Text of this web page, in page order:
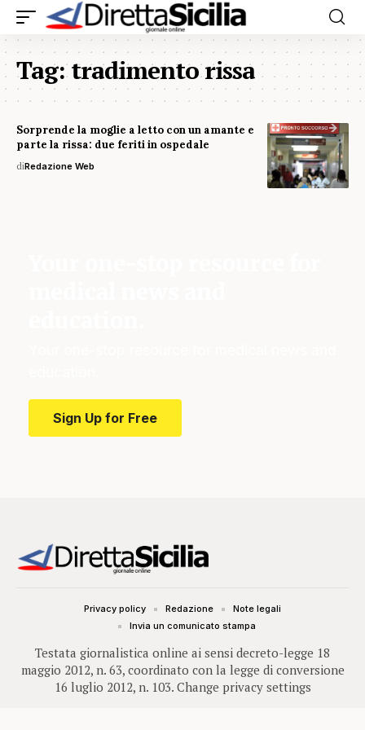
Tag:tradimento rissa
Sorprende la moglie a letto con un amante e
parte la rissa: due feriti in ospedale
diRedazione Web
Sign Up for Free
Testata giornalistica online ai sensi decreto-legge 18
maggio 2012, n. 63, coordinato con la legge di conversione
16 luglio 2012, n. 103. Change privacy settings
Privacy policy Redazione
Note legali
Invia un comunicato stampa